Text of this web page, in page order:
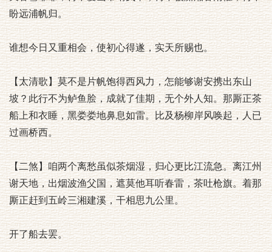
盼远浦帆归。
谁想今日又重相会，使初心得遂，实天所赐也。
【太清歌】莫不是片帆饱得西风力，怎能够谢安携出东山
坡？此行不为鲈鱼脍，成就了佳期，无个外人知。那厮正茶
船上和衣睡，黑娄娄地鼻息如雷。比及杨柳岸风唤起，人已
过画桥西。
【二煞】咱两个离愁虽似茶烟湿，归心更比江流急。离江州
谢天地，出烟波渔父国，遮莫他耳听春雷，茶吐枪旗。着那
厮正赶到五岭三湘建溪，干相思九公里。
开了船去罢。